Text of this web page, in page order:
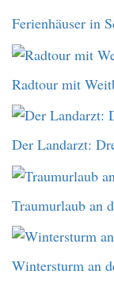
Ferienhäuser in
Radtour mit
Der Landarzt:
Traumurlaub an
Wintersturm an